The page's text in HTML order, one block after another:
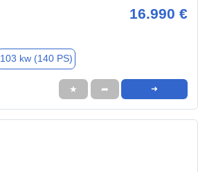
16.990 €
103 kw (140 PS)
★ ➦ ➜